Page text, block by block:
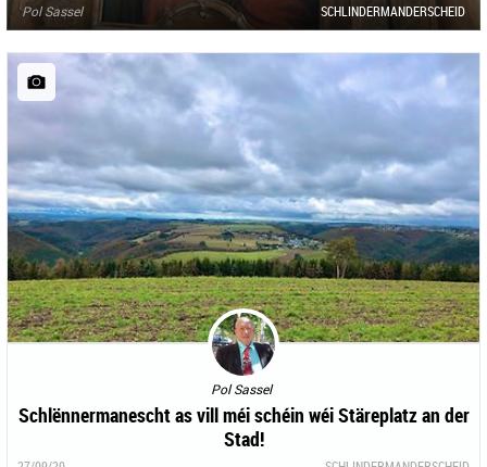
Pol Sassel SCHLINDERMANDERSCHEID
Pol Sassel
Schlënnermanescht as vill méi schéin wéi Stäreplatz an der
Stad!